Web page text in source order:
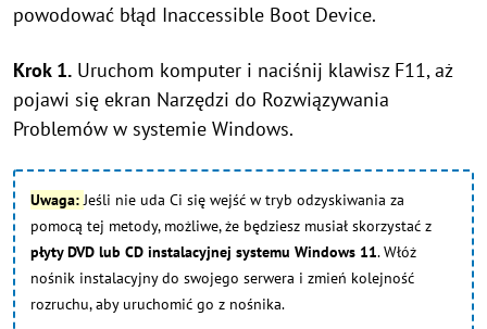
powodować błąd Inaccessible Boot Device.
Krok 1. Uruchom komputer i naciśnij klawisz F11, aż
pojawi się ekran Narzędzi do Rozwiązywania
Problemów w systemie Windows.
Uwaga:Jeśli nie uda Ci się wejść w tryb odzyskiwania za
pomocą tej metody, możliwe, że będziesz musiał skorzystać z
płyty DVD lub CD instalacyjnej systemu Windows 11. Włóż
nośnik instalacyjny do swojego serwera i zmień kolejność
rozruchu, aby uruchomić go z nośnika.